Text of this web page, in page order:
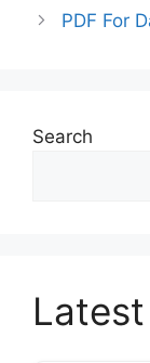
PDF For
Search